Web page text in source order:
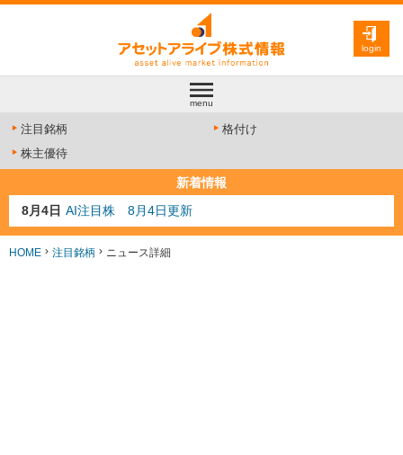
login
menu
注目銘柄
格付け
株主優待
新着情報
8月4日 AI注目株 8月4日更新
8月3日 人気業種注目株 8月3日更新
8月2日 金融注目株 8月2日更新
HOME 注目銘柄 ニュース詳細